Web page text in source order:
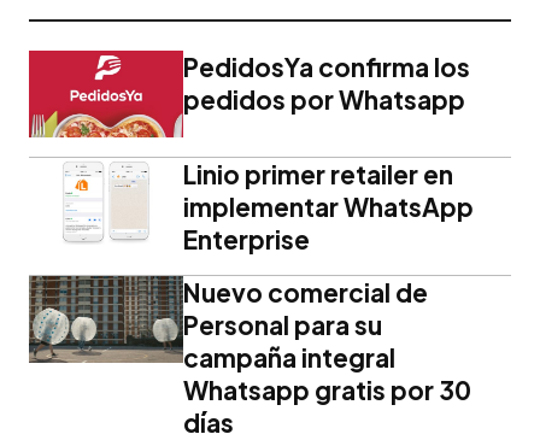
PedidosYa confirma los
pedidos por Whatsapp
Linio primer retailer en
implementar WhatsApp
Enterprise
Nuevo comercial de
Personal para su
campaña integral
Whatsapp gratis por 30
días